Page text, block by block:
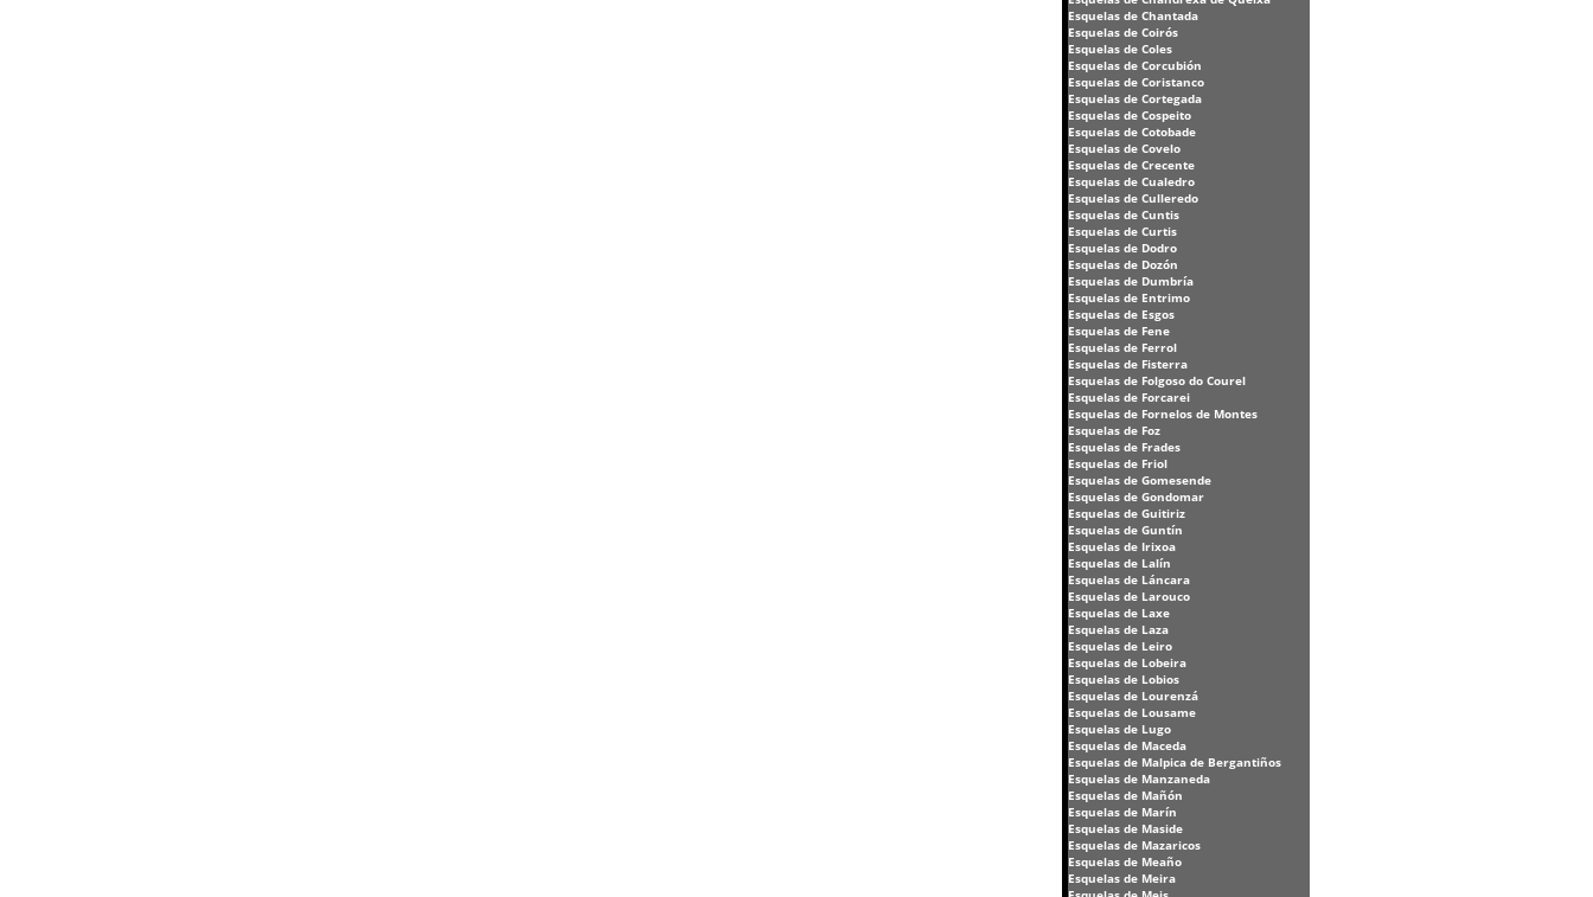
Esquelas de Chantada
Esquelas de Coirós
Esquelas de Coles
Esquelas de Corcubión
Esquelas de Coristanco
Esquelas de Cortegada
Esquelas de Cospeito
Esquelas de Cotobade
Esquelas de Covelo
Esquelas de Crecente
Esquelas de Cualedro
Esquelas de Culleredo
Esquelas de Cuntis
Esquelas de Curtis
Esquelas de Dodro
Esquelas de Dozón
Esquelas de Dumbría
Esquelas de Entrimo
Esquelas de Esgos
Esquelas de Fene
Esquelas de Ferrol
Esquelas de Fisterra
Esquelas de Folgoso do Courel
Esquelas de Forcarei
Esquelas de Fornelos de Montes
Esquelas de Foz
Esquelas de Frades
Esquelas de Friol
Esquelas de Gomesende
Esquelas de Gondomar
Esquelas de Guitiriz
Esquelas de Guntín
Esquelas de Irixoa
Esquelas de Lalín
Esquelas de Láncara
Esquelas de Larouco
Esquelas de Laxe
Esquelas de Laza
Esquelas de Leiro
Esquelas de Lobeira
Esquelas de Lobios
Esquelas de Lourenzá
Esquelas de Lousame
Esquelas de Lugo
Esquelas de Maceda
Esquelas de Malpica de Bergantiños
Esquelas de Manzaneda
Esquelas de Mañón
Esquelas de Marín
Esquelas de Maside
Esquelas de Mazaricos
Esquelas de Meaño
Esquelas de Meira